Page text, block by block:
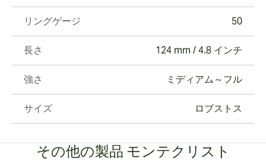
リングゲージ 50
長さ 124 mm / 4.8 インチ
強さ ミディアム～フル
サイズ ロブストス
その他の製品 モンテクリスト